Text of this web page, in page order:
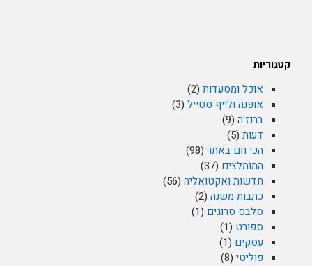
קטגוריות
אוכל ומסעדות (2)
אופנה ולייף סטייל (3)
ברנז'ה (9)
דעות (5)
הכי חם באתר (98)
המומלצים (37)
חדשות ואקטואליה (56)
כתבות משנה (2)
סלבס סרוגים (1)
ספורט (1)
עסקים (1)
פוליטי (8)